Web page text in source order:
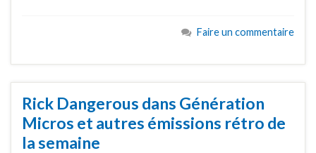
Faire un commentaire
Rick Dangerous dans Génération
Micros et autres émissions rétro de
la semaine